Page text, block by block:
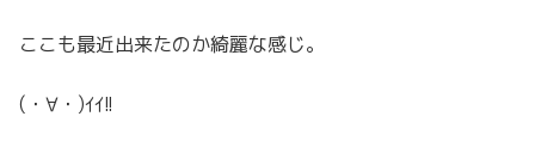
ここも最近出来たのか綺麗な感じ。
(・∀・)ｲｲ!!